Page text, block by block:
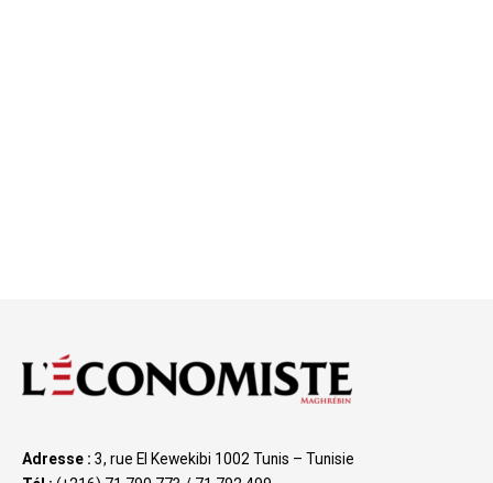
Adresse : 3, rue El Kewekibi 1002 Tunis – Tunisie